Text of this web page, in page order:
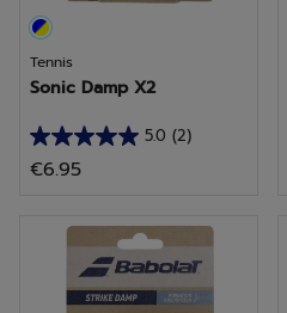
Tennis
Sonic Damp X2
5.0 (2)
5.0
van
sterren.
€6.95